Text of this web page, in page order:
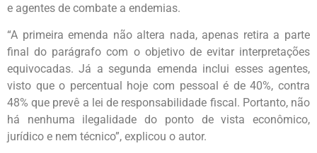
e agentes de combate a endemias.
“A primeira emenda não altera nada, apenas retira a parte
final do parágrafo com o objetivo de evitar interpretações
equivocadas. Já a segunda emenda inclui esses agentes,
visto que o percentual hoje com pessoal é de 40%, contra
48% que prevê a lei de responsabilidade fiscal. Portanto, não
há nenhuma ilegalidade do ponto de vista econômico,
jurídico e nem técnico”, explicou o autor.